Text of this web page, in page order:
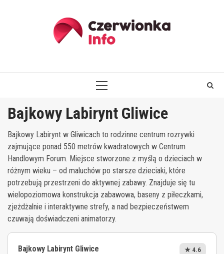
PRIMARY
Bajkowy Labirynt Gliwice
Bajkowy Labirynt w Gliwicach to rodzinne centrum rozrywki
zajmujące ponad 550 metrów kwadratowych w Centrum
Handlowym Forum. Miejsce stworzone z myślą o dzieciach w
różnym wieku – od maluchów po starsze dzieciaki, które
potrzebują przestrzeni do aktywnej zabawy. Znajduje się tu
wielopoziomowa konstrukcja zabawowa, baseny z piłeczkami,
zjeżdżalnie i interaktywne strefy, a nad bezpieczeństwem
czuwają doświadczeni animatorzy.
Bajkowy Labirynt Gliwice ★ 4.6